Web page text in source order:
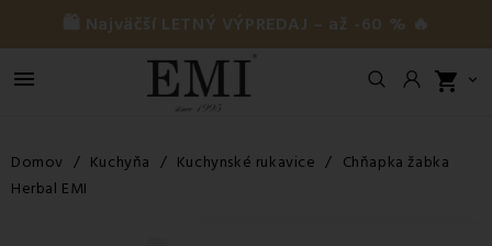
🛍️ Najväčší LETNÝ VÝPREDAJ – až -60 % 🔥
 shopping_cart 
Domov Kuchyňa Kuchynské rukavice
Chňapka žabka
Herbal EMI